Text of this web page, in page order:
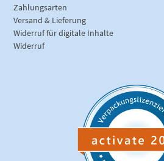
Zahlungsarten
Versand & Lieferung
Widerruf für digitale Inhalte
Widerruf